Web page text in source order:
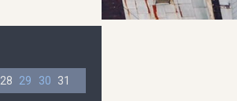
28 29 30 31